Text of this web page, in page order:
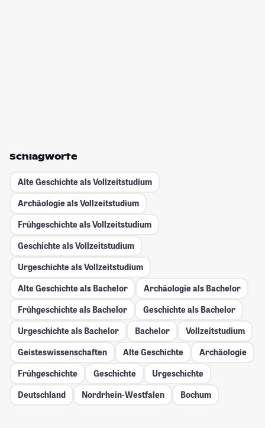
Schlagworte
Alte Geschichte als Vollzeitstudium
Archäologie als Vollzeitstudium
Frühgeschichte als Vollzeitstudium
Geschichte als Vollzeitstudium
Urgeschichte als Vollzeitstudium
Alte Geschichte als Bachelor
Archäologie als Bachelor
Frühgeschichte als Bachelor
Geschichte als Bachelor
Urgeschichte als Bachelor
Bachelor
Vollzeitstudium
Geisteswissenschaften
Alte Geschichte
Archäologie
Frühgeschichte
Geschichte
Urgeschichte
Deutschland
Nordrhein-Westfalen Bochum